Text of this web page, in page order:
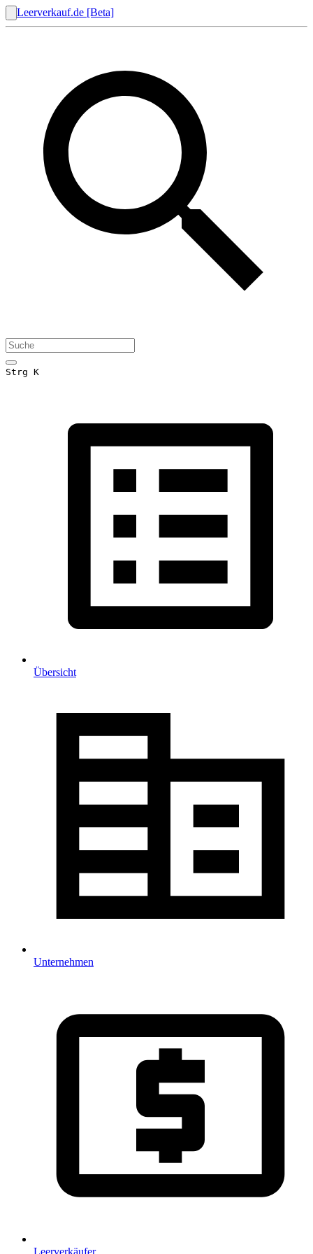
Leerverkauf.de [Beta]
Strg K
Übersicht
Unternehmen
Leerverkäufer